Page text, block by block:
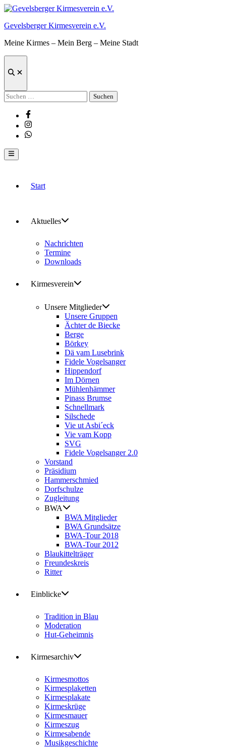
Zum
springen
Gevelsberger Kirmesverein e.V.
Meine Kirmes – Mein Berg – Meine Stadt
Suche
Suchen
nach:
Facebook
Instagram
Whatsapp
Hauptmenü
Start
Aktuelles
Nachrichten
Termine
Downloads
Kirmesverein
Unsere Mitglieder
Unsere Gruppen
Ächter de Biecke
Berge
Börkey
Dä vam Lusebrink
Fidele Vogelsanger
Hippendorf
Im Dörnen
Mühlenhämmer
Pinass Brumse
Schnellmark
Silschede
Vie ut Asbi´eck
Vie vam Kopp
SVG
Fidele Vogelsanger 2.0
Vorstand
Präsidium
Hammerschmied
Dorfschulze
Zugleitung
BWA
BWA Mitglieder
BWA Grundsätze
BWA-Tour 2018
BWA-Tour 2012
Blaukittelträger
Freundeskreis
Ritter
Einblicke
Tradition in Blau
Moderation
Hut-Geheimnis
Kirmesarchiv
Kirmesmottos
Kirmesplaketten
Kirmesplakate
Kirmeskrüge
Kirmesmauer
Kirmeszug
Kirmesabende
Musikgeschichte